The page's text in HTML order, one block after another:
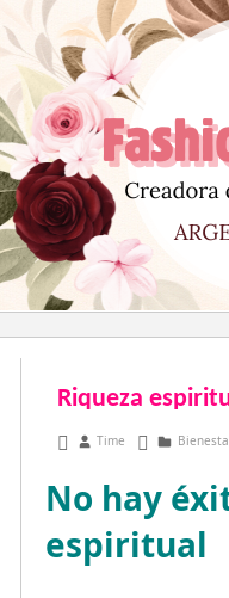
al
contenido
Riqueza
marzo 18, 2011
Time
No hay
espiritual